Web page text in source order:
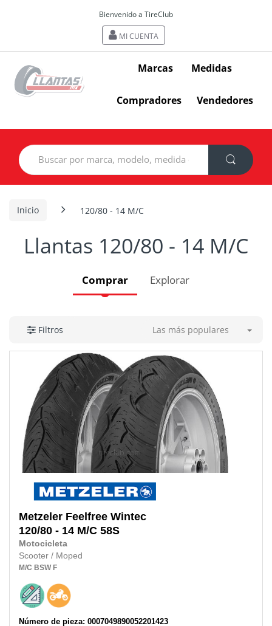
Bienvenido a TireClub
MI CUENTA
Marcas Medidas
Compradores Vendedores
Search
for:
Inicio 120/80 - 14 M/C
Llantas 120/80 - 14 M/C
Comprar Explorar
Filtros Las más populares
Metzeler Feelfree Wintec
120/80 - 14 M/C 58S
Motocicleta
Scooter / Moped
M/C BSW F
Número de pieza: 0007049890052201423